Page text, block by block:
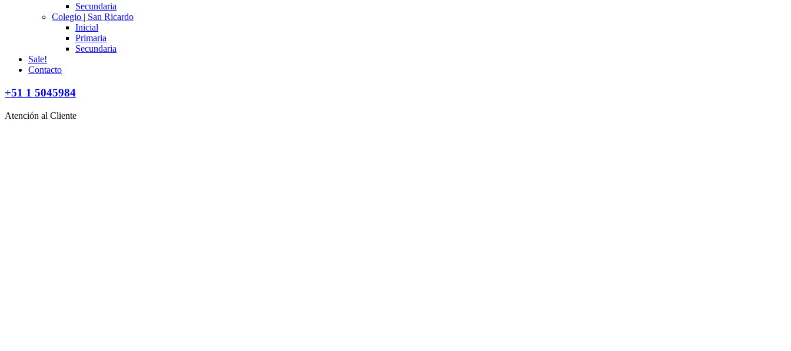
Secundaria
Colegio | San Ricardo
Inicial
Primaria
Secundaria
Sale!
Contacto
+51 1 5045984
Atención al Cliente